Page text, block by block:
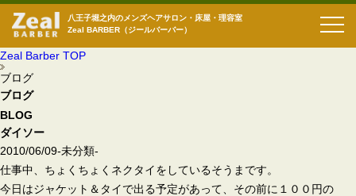
八王子堀之内のメンズヘアサロン・床屋・理容室
Zeal BARBER（ジールバーバー）
Zeal Barber TOP
ブログ
ブログ
BLOG
ダイソー
2010/06/09-未分類-
仕事中、ちょくちょくネクタイをしているそうまです。
今日はジャケット＆タイで出る予定があって、その前に１００円の